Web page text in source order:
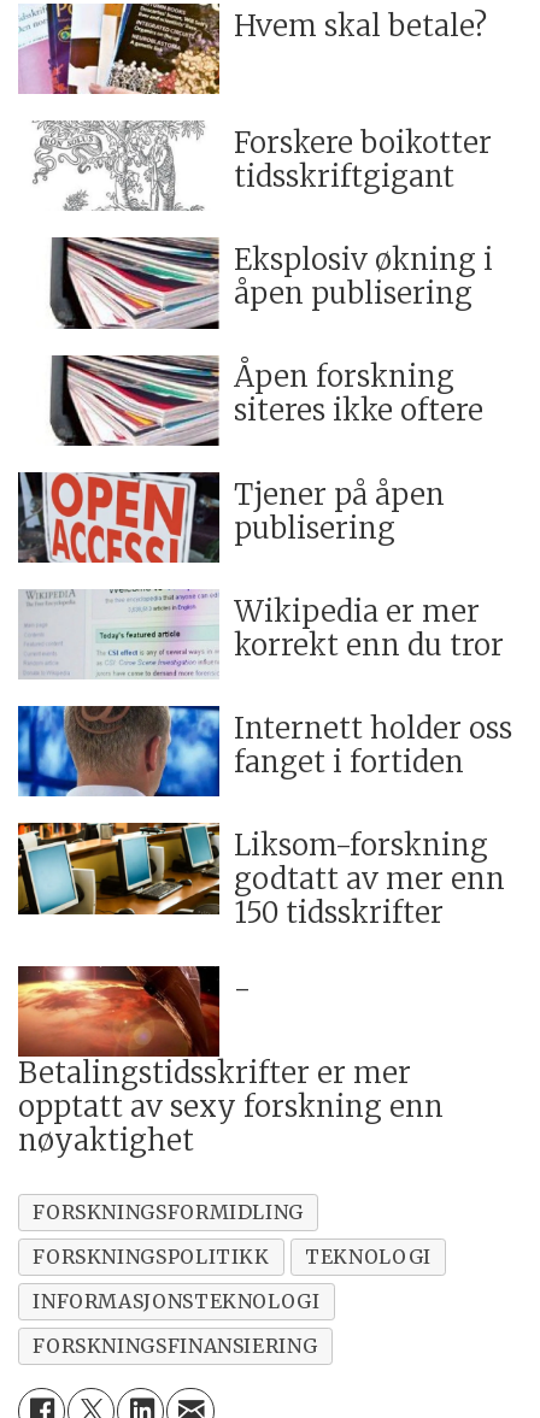
Hvem skal betale?
Forskere boikotter
tidsskriftgigant
Eksplosiv økning i
åpen publisering
Åpen forskning
siteres ikke oftere
Tjener på åpen
publisering
Wikipedia er mer
korrekt enn du tror
Internett holder oss
fanget i fortiden
Liksom-forskning
godtatt av mer enn
150 tidsskrifter
-
Betalingstidsskrifter er mer
opptatt av sexy forskning enn
nøyaktighet
FORSKNINGSFORMIDLING
FORSKNINGSPOLITIKK
TEKNOLOGI
INFORMASJONSTEKNOLOGI
FORSKNINGSFINANSIERING